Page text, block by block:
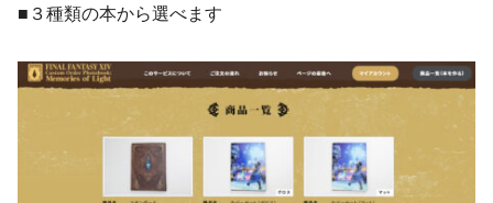
■３種類の本から選べます